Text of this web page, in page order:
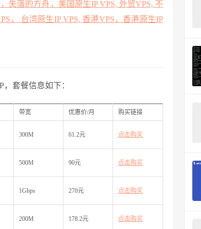
失落的方舟，美国原生IP VPS, 外贸VPS, 不
， 台湾原生IP VPS, 香港VPS，香港原生IP
套餐信息如下：
带宽 优惠价/月 购买链接
300M 61.2元 点击购买
500M 90元 点击购买
1Gbps 270元 点击购买
200M 178.2元 点击购买